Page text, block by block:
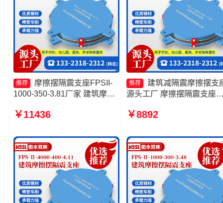
推荐
摩擦摆隔震支座FPSII-
1000-350-3.81厂家 建筑摩擦
摩擦摆隔震支座FPS3A源头工
4000-350-3.81源头工厂
￥11436
推荐
建筑减隔震摩擦摆支
源头工厂 摩擦摆隔震支座
厂 建筑摩擦摆式减隔震支
￥8892